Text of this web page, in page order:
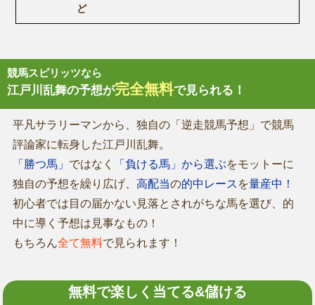
ど
競馬スピリッツなら
江戸川乱舞の予想が完全無料で見られる！
平凡サラリーマンから、独自の「逆走競馬予想」で競馬
評論家に転身した江戸川乱舞。
「勝つ馬」 ではなく 「負ける馬」から選ぶをモットーに
独自の予想を繰り広げ、 高配当の的中レース を量産中！
初心者では目の届かない見落とされがちな馬を選び、的
中に導く予想は見事なもの！
もちろん全て無料で見られます！
無料で楽しく当てる&儲ける